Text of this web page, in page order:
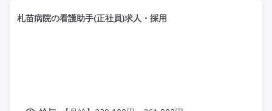
札苗病院の看護助手(正社員)求人・採用